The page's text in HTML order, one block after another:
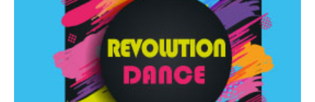
Revolution Dance
Rassegna di danza contemporanea – I Edizione